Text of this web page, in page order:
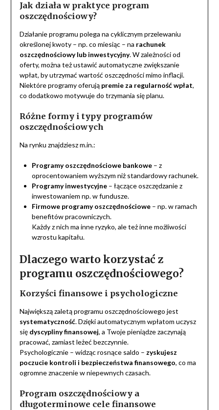
Jak działa w praktyce program
oszczędnościowy?
Działanie programu polega na cyklicznym przelewaniu
określonej kwoty – np. co miesiąc – na rachunek
oszczędnościowy lub inwestycyjny. W zależności od
oferty, można też ustawić automatyczne zwiększanie
wpłat, by utrzymać wartość oszczędności mimo inflacji.
Niektóre programy oferują premie za regularność wpłat,
co dodatkowo motywuje do trzymania się planu.
Różne formy i typy programów
oszczędnościowych
Na rynku znajdziesz m.in.:
Programy oszczędnościowe bankowe– z
oprocentowaniem wyższym niż standardowy rachunek.
Programy inwestycyjne– łączące oszczędzanie z
inwestowaniem np. w fundusze.
Firmowe programy oszczędnościowe– np. w ramach
benefitów pracowniczych.
Każdy z nich ma inne ryzyko, ale też inne możliwości
wzrostu kapitału.
Dlaczego warto korzystać z
programu oszczędnościowego?
Korzyści finansowe i psychologiczne
Największą zaletą programu oszczędnościowego jest
systematyczność. Dzięki automatycznym wpłatom uczysz
się dyscypliny finansowej, a Twoje pieniądze zaczynają
pracować, zamiast leżeć bezczynnie.
Psychologicznie – widząc rosnące saldo – zyskujesz
poczucie kontroli i bezpieczeństwa finansowego, co ma
ogromne znaczenie w niepewnych czasach.
Program oszczędnościowy a
długoterminowe cele finansowe